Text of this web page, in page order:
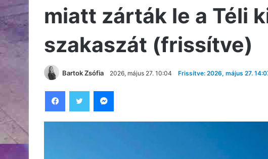
miatt zárták le a Téli
szakaszát (frissítve)
Bartok Zsófia 2026, május 27. 10:04 Frissítve: 2026, május 27.